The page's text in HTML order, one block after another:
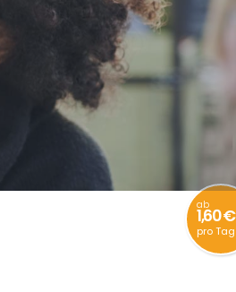
ab
1,60 €
pro Tag